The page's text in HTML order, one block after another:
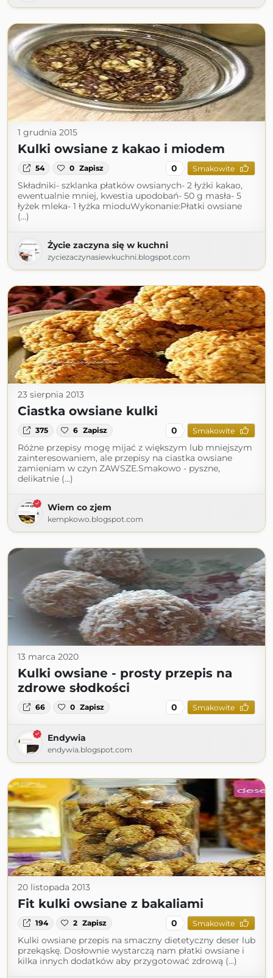
1 grudnia 2015
Kulki owsiane z kakao i miodem
54 0 Zapisz 0 Smakowite
Składniki- szklanka płatków owsianych- 2 łyżki kakao,
ewentualnie mniej, kwestia upodobań- 50 g masła- 5
łyżek mleka- 1 łyżka mioduWykonanie:Płatki owsiane
(...)
Życie zaczyna się w kuchni
zyciezaczynasiewkuchni.blogspot.com
23 sierpnia 2013
Ciastka owsiane kulki
375 6 Zapisz 0 Smakowite
Różne przepisy mogę mijać z większym lub mniejszym
zainteresowaniem, ale przepisy na ciastka owsiane
zamieniam w czyn ZAWSZE.Smakowo - pyszne,
delikatnie (...)
Wiem co zjem
kempkowo.blogspot.com
13 marca 2020
Kulki owsiane - prosty przepis na
zdrowe słodkości
66 0 Zapisz 0 Smakowite
Endywia
endywia.blogspot.com
20 listopada 2013
Fit kulki owsiane z bakaliami
194 2 Zapisz 0 Smakowite
Kulki owsiane przepis na smaczny dietetyczny deser lub
przekąskę. Dosłownie wystarczą nam płatki owsiane i
kilka innych dodatków aby przygotować zdrową (...)